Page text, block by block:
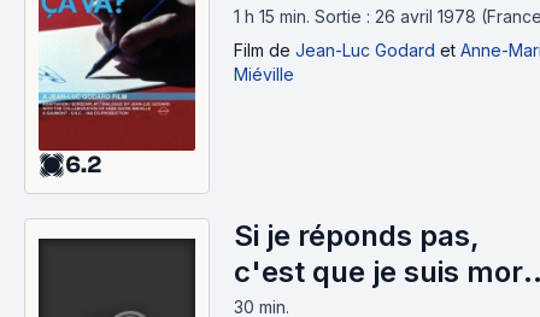
6.2
1 h 15 min. Sortie : 26 avril 1978
Film de Jean-Luc Godard et Anne-
Miéville
Si je réponds pas,
c'est que je suis mort
(1982)
30 min.